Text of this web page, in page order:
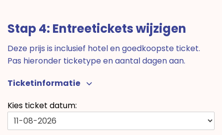
Stap 4: Entreetickets wijzigen
Deze prijs is inclusief hotel en goedkoopste ticket.
Pas hieronder ticketype en aantal dagen aan.
Ticketinformatie
Kies ticket datum: